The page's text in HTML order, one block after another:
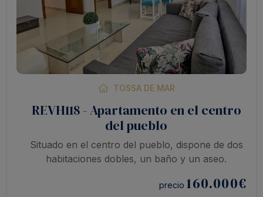
TOSSA DE MAR
REVH118 - Apartamento en el centro
del pueblo
Situado en el centro del pueblo, dispone de dos
habitaciones dobles, un baño y un aseo.
precio 160.000€